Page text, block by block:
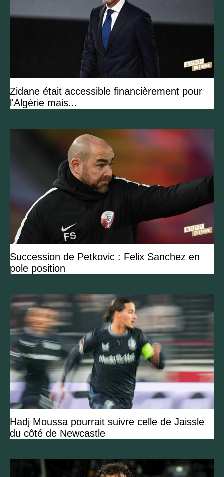
Zidane était accessible financièrement pour
l'Algérie mais...
Succession de Petkovic : Felix Sanchez en
pole position
Hadj Moussa pourrait suivre celle de Jaissle
du côté de Newcastle